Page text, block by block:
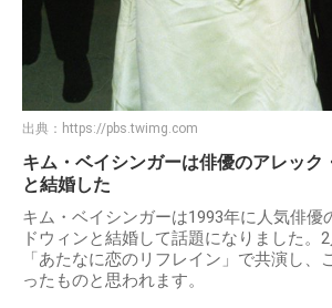
出典： https://pbs.twimg.com
キム・ベイシンガーは俳優のアレック
と結婚した
キム・ベイシンガーは1993年に人気俳優
ドウィンと結婚して話題になりました。
「あたなに恋のリフレイン」で共演し、
ったものと思われます。